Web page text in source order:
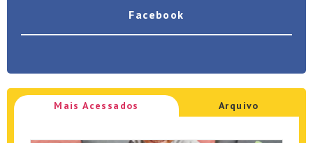
Facebook
Mais Acessados Arquivo